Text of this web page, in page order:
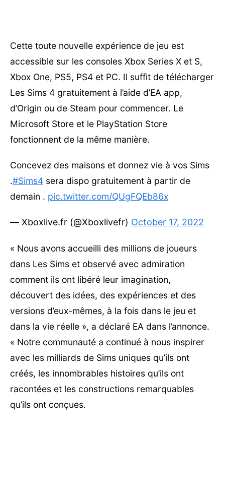
Cette toute nouvelle expérience de jeu est
accessible sur les consoles Xbox Series X et S,
Xbox One, PS5, PS4 et PC. Il suffit de télécharger
Les Sims 4 gratuitement à l’aide d’EA app,
d’Origin ou de Steam pour commencer. Le
Microsoft Store et le PlayStation Store
fonctionnent de la même manière.
Concevez des maisons et donnez vie à vos Sims
.#Sims4 sera dispo gratuitement à partir de
demain . pic.twitter.com/QUgFQEb86x
— Xboxlive.fr (@Xboxlivefr) October 17, 2022
« Nous avons accueilli des millions de joueurs
dans Les Sims et observé avec admiration
comment ils ont libéré leur imagination,
découvert des idées, des expériences et des
versions d’eux-mêmes, à la fois dans le jeu et
dans la vie réelle », a déclaré EA dans l’annonce.
« Notre communauté a continué à nous inspirer
avec les milliards de Sims uniques qu’ils ont
créés, les innombrables histoires qu’ils ont
racontées et les constructions remarquables
qu’ils ont conçues.